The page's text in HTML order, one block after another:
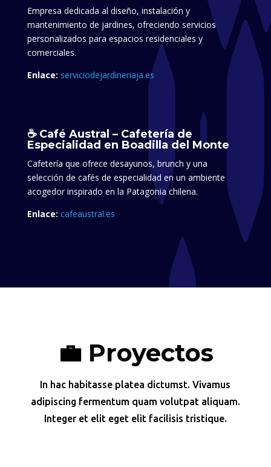
Empresa dedicada al diseño, instalación y
mantenimiento de jardines, ofreciendo servicios
personalizados para espacios residenciales y
comerciales.​
Enlace: serviciodejardineriaja.es
☕ Café Austral – Cafetería de
Especialidad en Boadilla del Monte
Cafetería que ofrece desayunos, brunch y una
selección de cafés de especialidad en un ambiente
acogedor inspirado en la Patagonia chilena.​
Enlace: cafeaustral.es
💼 Proyectos
In hac habitasse platea dictumst. Vivamus
adipiscing fermentum quam volutpat aliquam.
Integer et elit eget elit facilisis tristique.